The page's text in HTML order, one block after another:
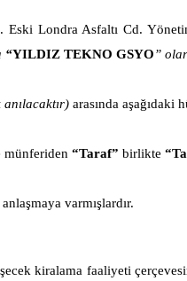
Londra Asfaltı Cd.
“YILDIZ TEKNO GSYO”
arasında
münferiden “Taraf” birlikte
varmışlardır.
kiralama faaliyeti